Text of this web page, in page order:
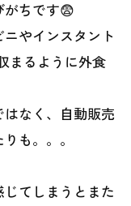
がちです😨
やインスタント
まるように外食
なく、自動販売
も。。。
てしまうとまた